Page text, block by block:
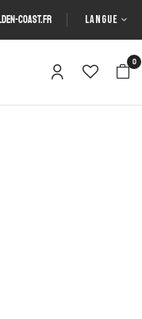
coast.fr LANGUE
0